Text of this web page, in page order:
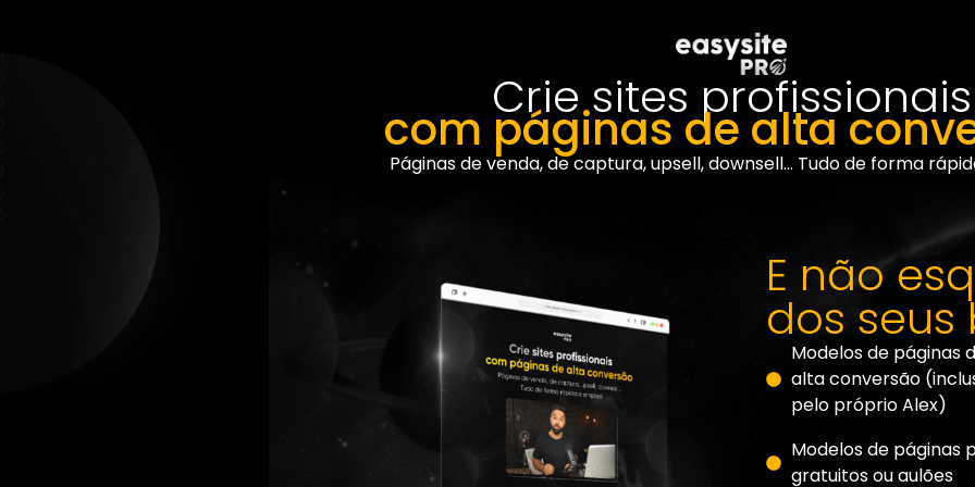
Crie sites profissionais
com páginas de alta
Páginas de venda, de captura, upsell, downsell… Tudo de forma
E não
dos seus
Modelos de páginas
alta conversão
pelo próprio Alex)
Modelos de páginas
gratuitos ou aulões